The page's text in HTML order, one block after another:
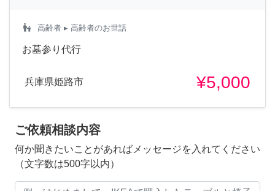
escalator_warning 高齢者 ▸ 高齢者のお世話
お墓参り代行
兵庫県姫路市 ¥5,000
ご依頼相談内容
何か聞きたいことがあればメッセージを入れてください
（文字数は500字以内）